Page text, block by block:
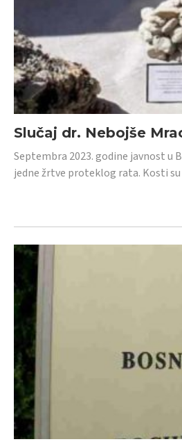
Slučaj dr. Nebojše
Septembra 2023. godine javnost u
jedne žrtve proteklog rata. Kosti